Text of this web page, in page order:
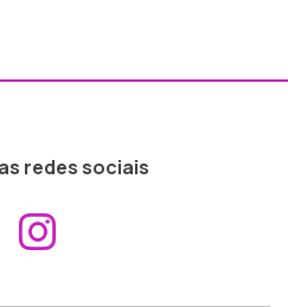
redes sociais
Aceder ao